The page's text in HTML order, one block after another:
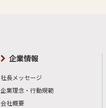
企業情報
社長メッセージ
企業理念・行動規範
会社概要